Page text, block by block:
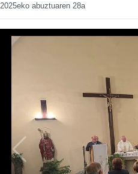
2025eko abuztuaren 28a